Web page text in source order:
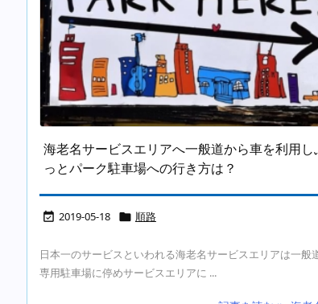
海老名サービスエリアへ一般道から車を利用し
っとパーク駐車場への行き方は？
 2019-05-18  順路
日本一のサービスといわれる海老名サービスエリアは一般
専用駐車場に停めサービスエリアに ...